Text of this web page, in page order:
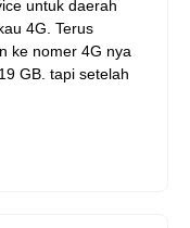
untuk daerah
4G. Terus
ke nomer 4G nya
GB. tapi setelah